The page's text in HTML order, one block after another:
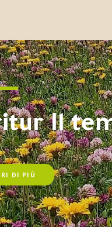
Il
DI PIÙ